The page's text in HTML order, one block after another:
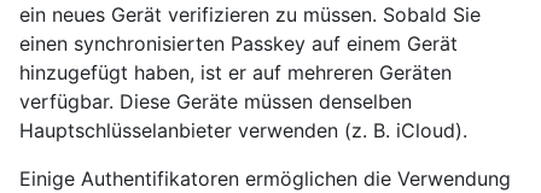
ein neues Gerät verifizieren zu müssen. Sobald Sie
einen synchronisierten Passkey auf einem Gerät
hinzugefügt haben, ist er auf mehreren Geräten
verfügbar. Diese Geräte müssen denselben
Hauptschlüsselanbieter verwenden (z. B. iCloud).
Einige Authentifikatoren ermöglichen die Verwendung